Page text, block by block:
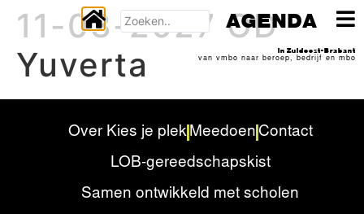
11-03-2027 OD
Yuverta
Over Kies je plek Meedoen Contact
LOB-gereedschapskist
Samen ontwikkeld met scholen
AGENDA
In Zuidoost-Brabant
van vmbo naar beroep, bedrijf en mbo